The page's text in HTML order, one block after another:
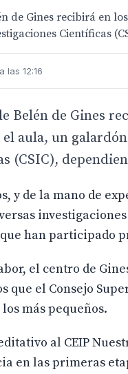
de Gines recibirá en
Científicas
las 12:16
Belén de Gines
aula, un
(CSIC),
y de la mano de
han participado
el centro de
que el Consejo
más pequeños.
al CEIP
en las primeras